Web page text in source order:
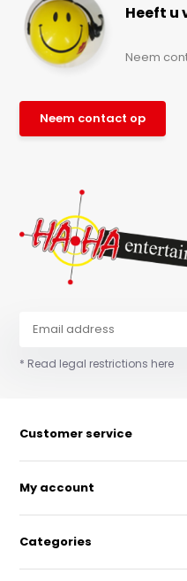
Heeft u
Neem
Neem contact op
* Read legal restrictions here
Customer service
My account
Categories